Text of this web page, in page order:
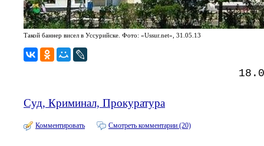
Такой баннер висел в Уссурийске. Фото: «Ussur.net», 31.05.13
Суд, Криминал, Прокуратура
Комментировать Смотреть комментарии (20)